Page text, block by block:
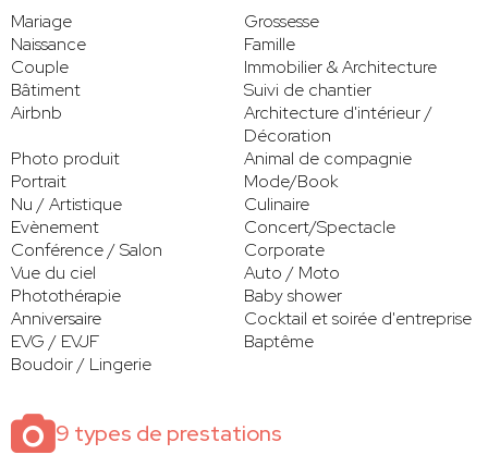
Mariage
Grossesse
Naissance
Famille
Couple
Immobilier & Architecture
Bâtiment
Suivi de chantier
Airbnb
Architecture d'intérieur /
Décoration
Photo produit
Animal de compagnie
Portrait
Mode/Book
Nu / Artistique
Culinaire
Evènement
Concert/Spectacle
Conférence / Salon
Corporate
Vue du ciel
Auto / Moto
Photothérapie
Baby shower
Anniversaire
Cocktail et soirée d'entreprise
EVG / EVJF
Baptême
Boudoir / Lingerie
9 types de prestations